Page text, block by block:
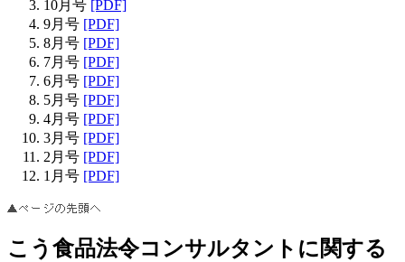
10月号 [PDF]
9月号 [PDF]
8月号 [PDF]
7月号 [PDF]
6月号 [PDF]
5月号 [PDF]
4月号 [PDF]
3月号 [PDF]
2月号 [PDF]
1月号 [PDF]
こう食品法令コンサルタントに関する